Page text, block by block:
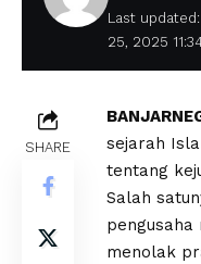
Last
25, 2025
SHARE
sejarah
tentang
Salah
pengusaha
menolak